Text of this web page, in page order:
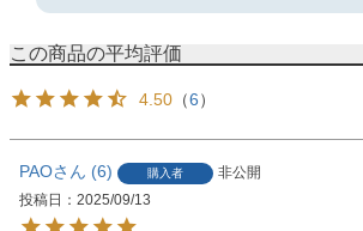
4.50 （6）
PAO 6 購入者
非公開
投稿日
2025/09/13